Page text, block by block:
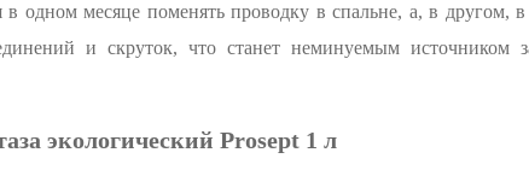
одном месяце поменять проводку в спальне, а, в другом,
и скруток, что станет неминуемым источником
экологический Prosept 1 л